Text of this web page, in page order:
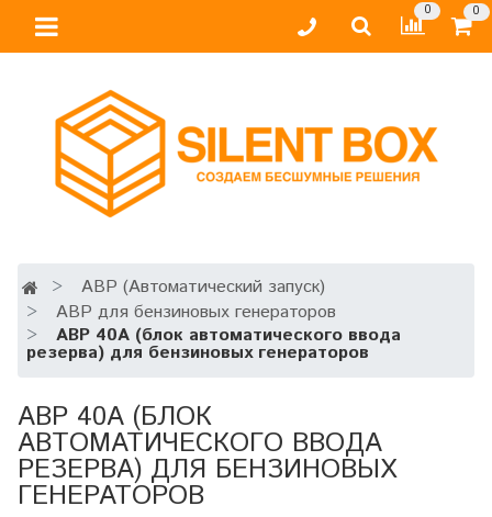
0 0
АВР (Автоматический запуск)
АВР для бензиновых генераторов
АВР 40А (блок автоматического ввода
резерва) для бензиновых генераторов
АВР 40А (БЛОК
АВТОМАТИЧЕСКОГО ВВОДА
РЕЗЕРВА) ДЛЯ БЕНЗИНОВЫХ
ГЕНЕРАТОРОВ